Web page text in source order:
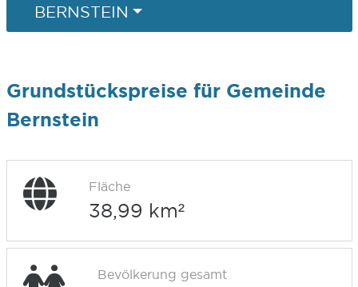
BERNSTEIN
Grundstückspreise für Gemeinde
Bernstein
Fläche
38,99 km²
Bevölkerung gesamt